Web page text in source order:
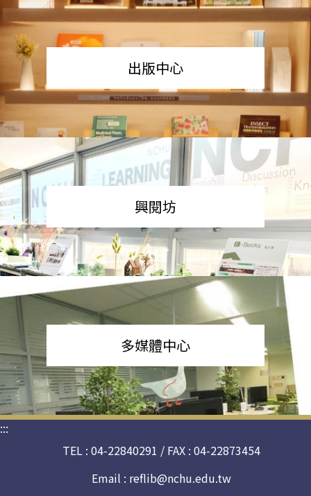
出版中心
興閱坊
多媒體中心
:::
TEL : 04-22840291 / FAX : 04-22873454
Email : reflib@nchu.edu.tw